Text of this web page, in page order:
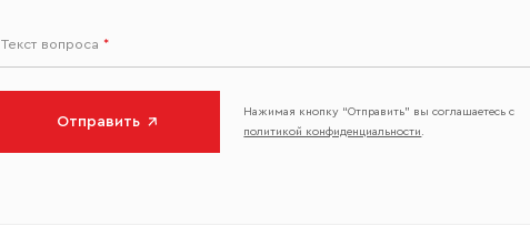
Текст вопроса *
Отправить
Нажимая кнопку “Отправить” вы соглашаетесь с
политикой конфиденциальности .